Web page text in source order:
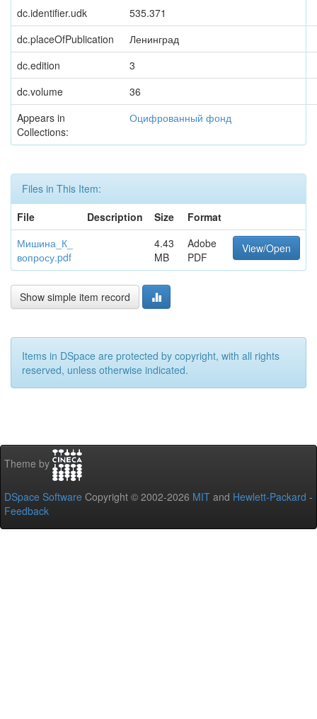
dc.identifier.udk
535.371
dc.placeOfPublication
Ленинград
dc.edition
3
dc.volume
36
Appears in
Collections:
Оцифрованный фонд
Files in This Item:
File
Description Size
Format
Мишина_К_
вопросу.pdf
4.43
MB
Adobe
PDF
View/Open
Show simple item record
Items in DSpace are protected by copyright, with all rights
reserved, unless otherwise indicated.
Theme by
DSpace Software Copyright © 2002-2026 MIT and Hewlett-Packard -
Feedback